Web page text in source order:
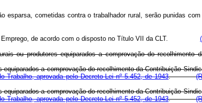
esparsa, cometidas contra o trabalhador rural, serão
e Emprego, de acordo com o disposto no Título VII da CLT.
ou produtores equiparados a comprovação do recolhimento
a comprovação do recolhimento da Contribuição
Trabalho, aprovada pelo Decreto-Lei nº 5.452, de 1943.
a comprovação do recolhimento da Contribuição
Trabalho, aprovada pelo Decreto-Lei nº 5.452, de 1943.